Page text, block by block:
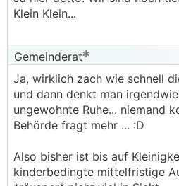
Klein Klein...
Gemeinderat
Ja, wirklich zach wie schnell
und dann denkt man
ungewohnte Ruhe... niemand
Behörde fragt mehr ... :D
Also bisher ist bis auf
kinderbedingte mittelfristige